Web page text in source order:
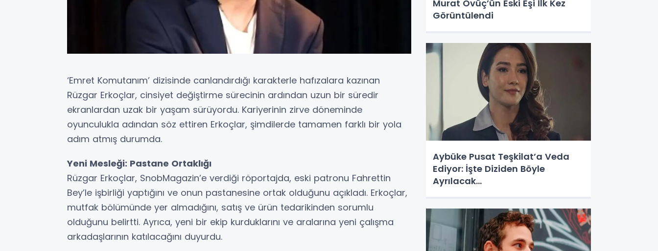
‘Emret Komutanım’ dizisinde canlandırdığı karakterle hafızalara kazınan
Rüzgar Erkoçlar, cinsiyet değiştirme sürecinin ardından uzun bir süredir
ekranlardan uzak bir yaşam sürüyordu. Kariyerinin zirve döneminde
oyunculukla adından söz ettiren Erkoçlar, şimdilerde tamamen farklı bir yola
adım atmış durumda.
Yeni Mesleği: Pastane Ortaklığı
Rüzgar Erkoçlar, SnobMagazin’e verdiği röportajda, eski patronu Fahrettin
Bey’le işbirliği yaptığını ve onun pastanesine ortak olduğunu açıkladı. Erkoçlar,
mutfak bölümünde yer almadığını, satış ve ürün tedarikinden sorumlu
olduğunu belirtti. Ayrıca, yeni bir ekip kurduklarını ve aralarına yeni çalışma
arkadaşlarının katılacağını duyurdu.
Murat Övüç’ün Eski Eşi İlk Kez
Görüntülendi
Aybüke Pusat Teşkilat’a Veda
Ediyor: İşte Diziden Böyle
Ayrılacak...